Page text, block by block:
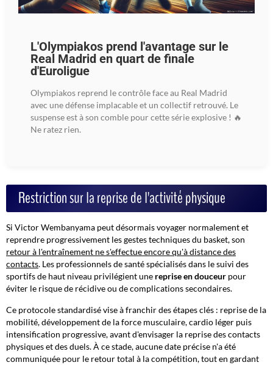
L'Olympiakos prend l'avantage sur le
Real Madrid en quart de finale
d'Euroligue
Olympiakos reprend le contrôle face au Real Madrid
avec une défense implacable et un collectif retrouvé. Le
suspense est à son comble pour cette série explosive ! 🔥
Ne ratez rien.
Restriction sur la reprise de l'activité physique
Si Victor Wembanyama peut désormais voyager normalement et
reprendre progressivement les gestes techniques du basket, son
retour à l'entraînement ne s'effectue encore qu'à distance des
contacts. Les professionnels de santé spécialisés dans le suivi des
sportifs de haut niveau privilégient une reprise en douceur pour
éviter le risque de récidive ou de complications secondaires.
Ce protocole standardisé vise à franchir des étapes clés : reprise de la
mobilité, développement de la force musculaire, cardio léger puis
intensification progressive, avant d'envisager la reprise des contacts
physiques et des duels. À ce stade, aucune date précise n'a été
communiquée pour le retour total à la compétition, tout en gardant